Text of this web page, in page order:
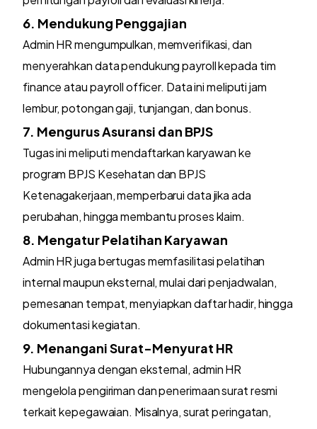
6. Mendukung Penggajian
Admin HR mengumpulkan, memverifikasi, dan
menyerahkan data pendukung payroll kepada tim
finance atau payroll officer. Data ini meliputi jam
lembur, potongan gaji, tunjangan, dan bonus.
7. Mengurus Asuransi dan BPJS
Tugas ini meliputi mendaftarkan karyawan ke
program BPJS Kesehatan dan BPJS
Ketenagakerjaan, memperbarui data jika ada
perubahan, hingga membantu proses klaim.
8. Mengatur Pelatihan Karyawan
Admin HR juga bertugas memfasilitasi pelatihan
internal maupun eksternal, mulai dari penjadwalan,
pemesanan tempat, menyiapkan daftar hadir, hingga
dokumentasi kegiatan.
9. Menangani Surat-Menyurat HR
Hubungannya dengan eksternal, admin HR
mengelola pengiriman dan penerimaan surat resmi
terkait kepegawaian. Misalnya, surat peringatan,